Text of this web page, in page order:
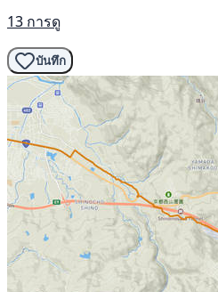
13 การดู
บันทึก